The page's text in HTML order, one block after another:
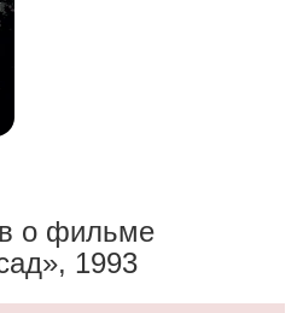
о фильме
1993